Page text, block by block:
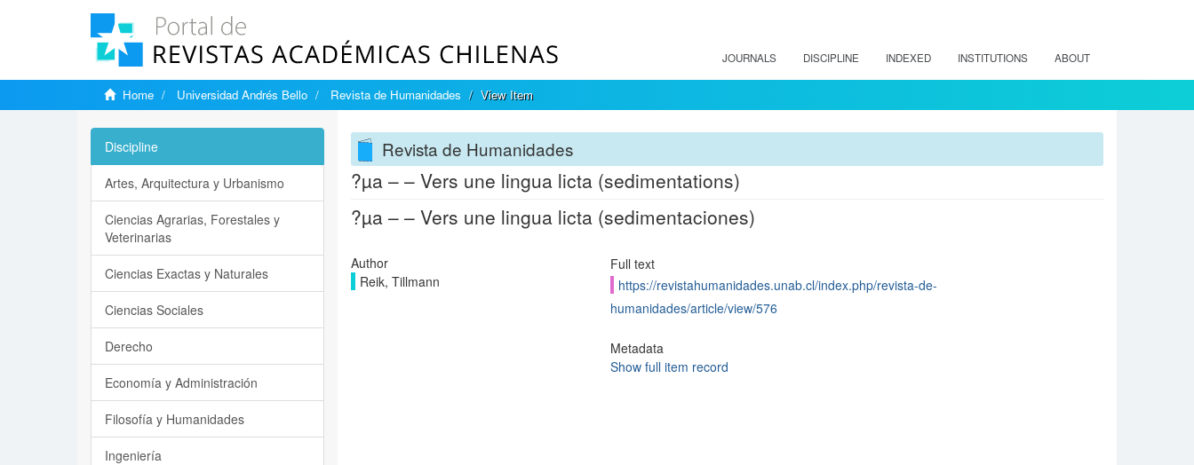
JOURNALS DISCIPLINE INDEXED INSTITUTIONS ABOUT
Home Universidad Andrés Bello Revista de Humanidades View Item
Revista de Humanidades
?µa – – Vers une lingua licta (sedimentations)
?µa – – Vers une lingua licta (sedimentaciones)
Author
Reik, Tillmann
Full text
https://revistahumanidades.unab.cl/index.php/revista-de-
humanidades/article/view/576
Metadata
Show full item record
Discipline
Artes, Arquitectura y Urbanismo
Ciencias Agrarias, Forestales y
Veterinarias
Ciencias Exactas y Naturales
Ciencias Sociales
Derecho
Economía y Administración
Filosofía y Humanidades
Ingeniería